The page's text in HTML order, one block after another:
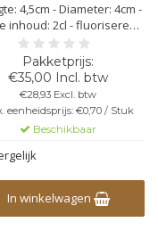
4,5cm - Diameter: 4cm -
inhoud: 2cl - fluoriserend
blauw - kunststof
polycarbonaat -
vaatwasbestendig -
- bedrukking
- onbreekbaar - niet
stapelbaar
€35,00 Incl. btw
€28,93 Excl. btw
eenheidsprijs: €0,70 / Stuk
Beschikbaar
In winkelwagen